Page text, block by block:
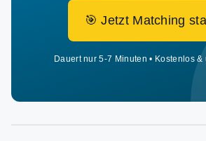
🎯 Jetzt Matching
Dauert nur 5-7 Minuten • Kostenlos